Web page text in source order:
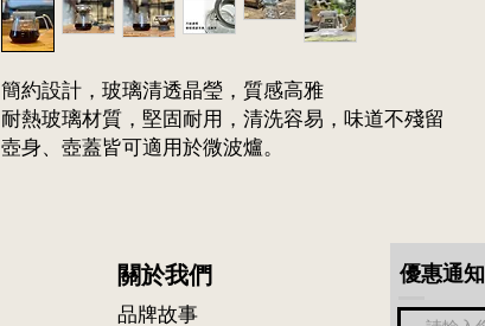
簡約設計，玻璃清透晶瑩，質感高雅
耐熱玻璃材質，堅固耐用，清洗容易，味道不殘留
壺身、壺蓋皆可適用於微波爐。
關於我們
品牌故事
​優惠通知